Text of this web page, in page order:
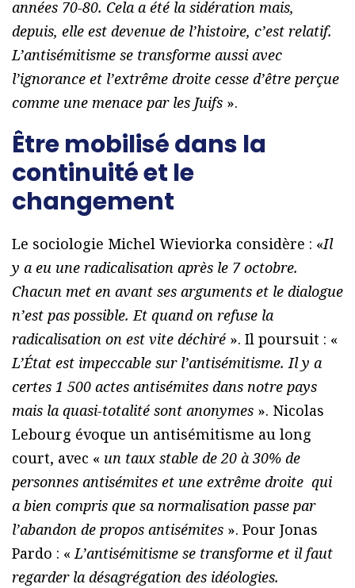
années 70-80. Cela a été la sidération mais,
depuis, elle est devenue de l’histoire, c’est relatif.
L’antisémitisme se transforme aussi avec
l’ignorance et l’extrême droite cesse d’être perçue
comme une menace par les Juifs ».
Être mobilisé dans la
continuité et le
changement
Le sociologie Michel Wieviorka considère : «Il
y a eu une radicalisation après le 7 octobre.
Chacun met en avant ses arguments et le dialogue
n’est pas possible. Et quand on refuse la
radicalisation on est vite déchiré ». Il poursuit : «
L’État est impeccable sur l’antisémitisme. Il y a
certes 1 500 actes antisémites dans notre pays
mais la quasi-totalité sont anonymes ». Nicolas
Lebourg évoque un antisémitisme au long
court, avec « un taux stable de 20 à 30% de
personnes antisémites et une extrême droite qui
a bien compris que sa normalisation passe par
l’abandon de propos antisémites ». Pour Jonas
Pardo : «L’antisémitisme se transforme et il faut
regarder la désagrégation des idéologies.